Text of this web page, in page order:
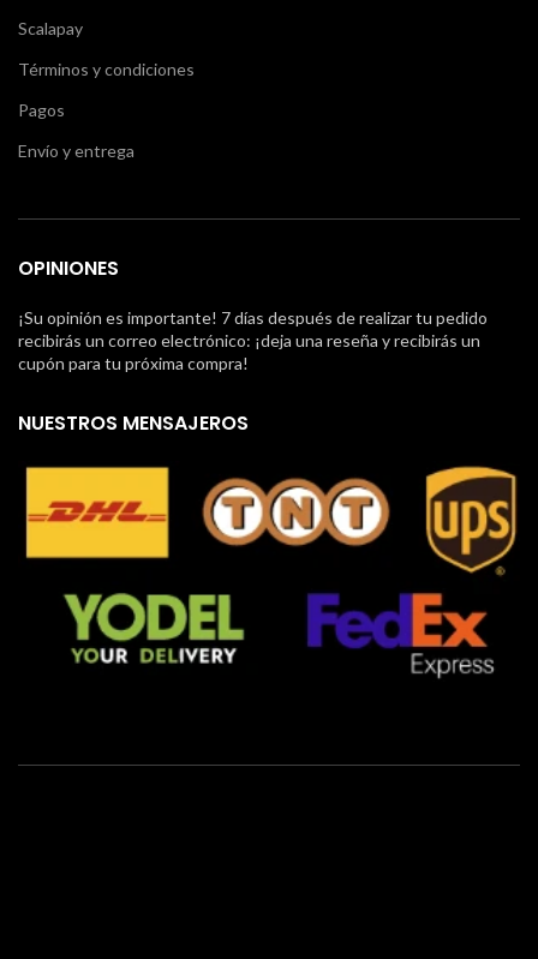
Scalapay
Términos y condiciones
Pagos
Envío y entrega
OPINIONES
¡Su opinión es importante! 7 días después de realizar tu pedido
recibirás un correo electrónico: ¡deja una reseña y recibirás un
cupón para tu próxima compra!
NUESTROS MENSAJEROS